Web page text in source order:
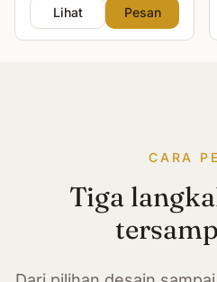
Lihat
Pesan
CARA
Tiga